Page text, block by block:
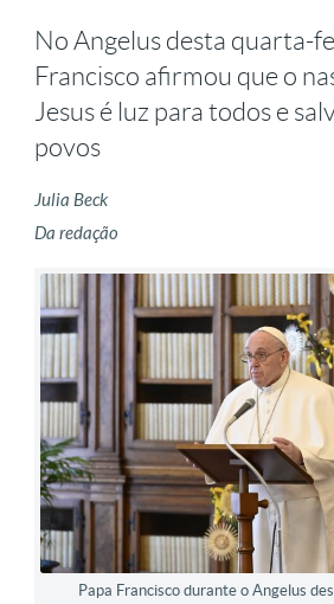
No Angelus desta quarta-
Francisco afirmou que o
Jesus é luz para todos e
povos
Julia Beck
Da redação
Papa Francisco durante o Angelus